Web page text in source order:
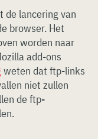
de lancering van
browser. Het
worden naar
add-ons
weten dat ftp-links
niet zullen
de ftp-